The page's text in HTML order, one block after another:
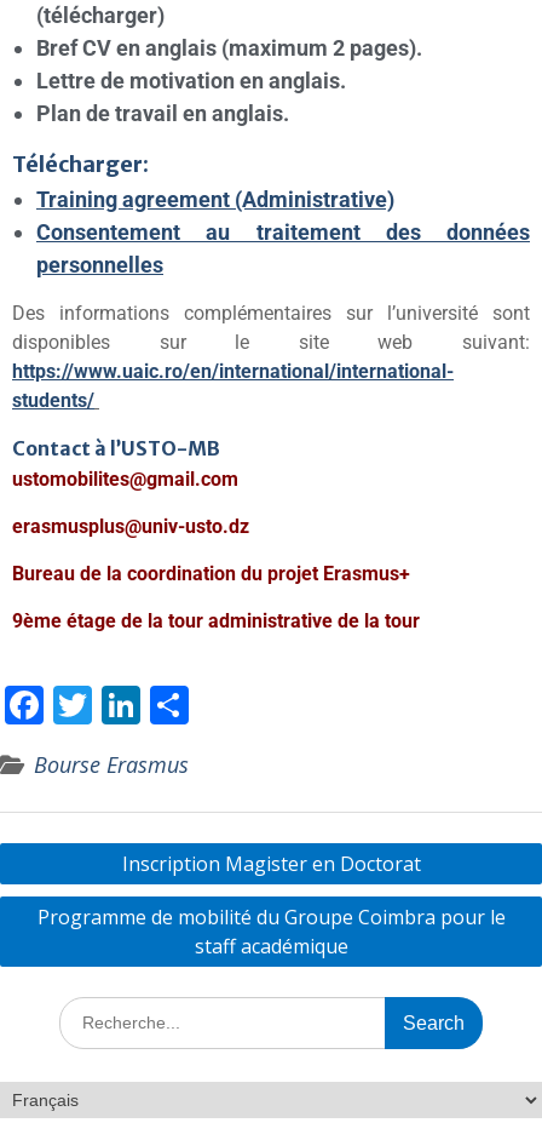
(télécharger)
Bref CV en anglais (maximum 2 pages).
Lettre de motivation en anglais.
Plan de travail en anglais.
Télécharger:
Training agreement (Administrative)
Consentement au traitement des données
personnelles
Des informations complémentaires sur l’université sont
disponibles sur le site web suivant:
https://www.uaic.ro/en/international/international-
students/
Contact à l’USTO-MB
ustomobilites@gmail.com
erasmusplus@univ-usto.dz
Bureau de la coordination du projet Erasmus+
9ème étage de la tour administrative de la tour
F
ac
e
b
o
o
k
T
w
itt
er
Li
k
e
dI
n
g
er
Bourse Erasmus
Inscription Magister en Doctorat
Programme de mobilité du Groupe Coimbra pour le
staff académique